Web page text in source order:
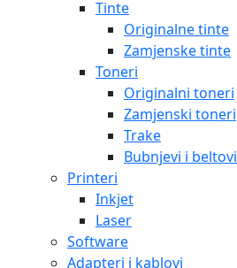
Tinte
Originalne tinte
Zamjenske tinte
Toneri
Originalni toneri
Zamjenski toneri
Trake
Bubnjevi i beltovi
Printeri
Inkjet
Laser
Software
Adapteri i kablovi